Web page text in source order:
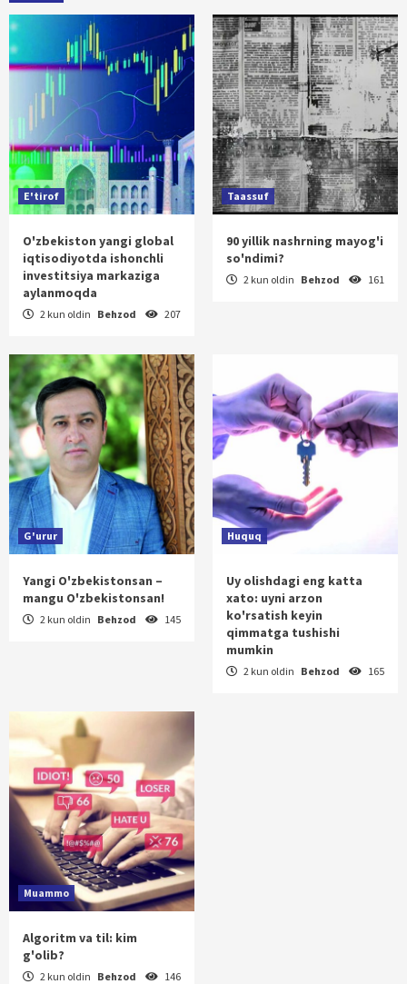
E'tirof
O'zbekiston yangi global
iqtisodiyotda ishonchli
investitsiya markaziga
aylanmoqda
2 kun oldin Behzod 207
Taassuf
90 yillik nashrning mayog'i
so'ndimi?
2 kun oldin Behzod 161
G'urur
Yangi O'zbekistonsan –
mangu O'zbekistonsan!
2 kun oldin Behzod 145
Huquq
Uy olishdagi eng katta
xato: uyni arzon
ko'rsatish keyin
qimmatga tushishi
mumkin
2 kun oldin Behzod 165
Muammo
Algoritm va til: kim
g'olib?
2 kun oldin Behzod 146